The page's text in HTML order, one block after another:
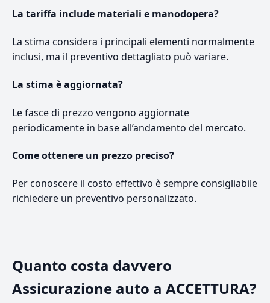
La tariffa include materiali e manodopera?
La stima considera i principali elementi normalmente
inclusi, ma il preventivo dettagliato può variare.
La stima è aggiornata?
Le fasce di prezzo vengono aggiornate
periodicamente in base all’andamento del mercato.
Come ottenere un prezzo preciso?
Per conoscere il costo effettivo è sempre consigliabile
richiedere un preventivo personalizzato.
Quanto costa davvero
Assicurazione auto a ACCETTURA?